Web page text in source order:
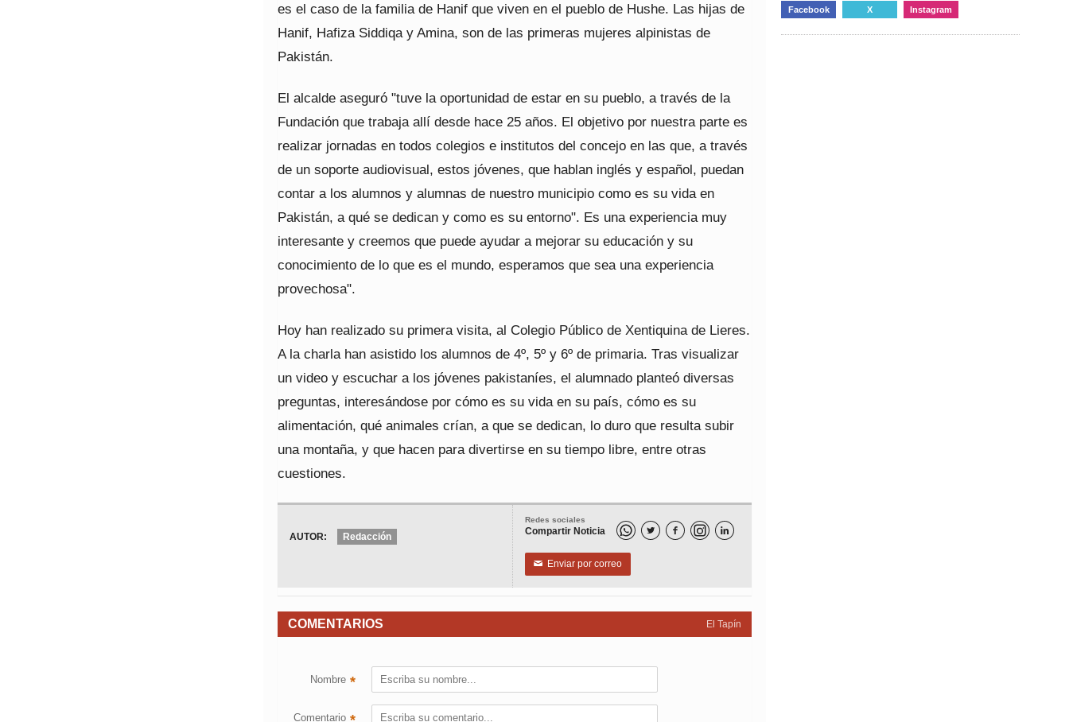
es el caso de la familia de Hanif que viven en el pueblo de Hushe. Las hijas de
Hanif, Hafiza Siddiqa y Amina, son de las primeras mujeres alpinistas de
Pakistán.
El alcalde aseguró "tuve la oportunidad de estar en su pueblo, a través de la
Fundación que trabaja allí desde hace 25 años. El objetivo por nuestra parte es
realizar jornadas en todos colegios e institutos del concejo en las que, a través
de un soporte audiovisual, estos jóvenes, que hablan inglés y español, puedan
contar a los alumnos y alumnas de nuestro municipio como es su vida en
Pakistán, a qué se dedican y como es su entorno". Es una experiencia muy
interesante y creemos que puede ayudar a mejorar su educación y su
conocimiento de lo que es el mundo, esperamos que sea una experiencia
provechosa".
Hoy han realizado su primera visita, al Colegio Público de Xentiquina de Lieres.
A la charla han asistido los alumnos de 4º, 5º y 6º de primaria. Tras visualizar
un video y escuchar a los jóvenes pakistaníes, el alumnado planteó diversas
preguntas, interesándose por cómo es su vida en su país, cómo es su
alimentación, qué animales crían, a que se dedican, lo duro que resulta subir
una montaña, y que hacen para divertirse en su tiempo libre, entre otras
cuestiones.
Redes sociales
Compartir Noticia   
✉ Enviar por correo
AUTOR: Redacción
El Tapín
COMENTARIOS
Nombre *
Comentario
Facebook X Instagram